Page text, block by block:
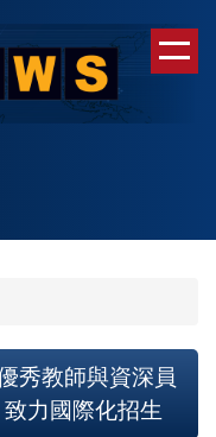
秀教師與資深員
力國際化招生